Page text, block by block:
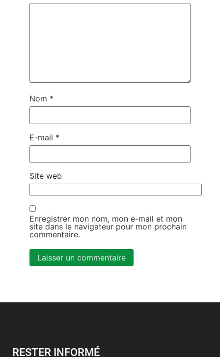
Nom *
E-mail *
Site web
Enregistrer mon nom, mon e-mail et mon
site dans le navigateur pour mon prochain
commentaire.
RESTER INFORMÉ